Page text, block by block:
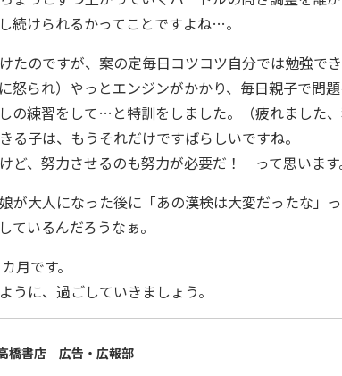
続けられるかってことですよね…。
たのですが、案の定毎日コツコツ自分では勉強で
怒られ）やっとエンジンがかかり、毎日親子で問
の練習をして…と特訓をしました。（疲れました
る子は、もうそれだけですばらしいですね。
ど、努力させるのも努力が必要だ！ って思います
が大人になった後に「あの漢検は大変だったな」
ているんだろうなぁ。
月です。
うに、過ごしていきましょう。
橋書店 広告・広報部